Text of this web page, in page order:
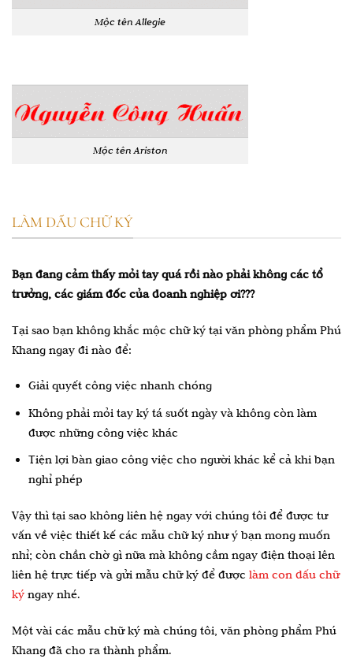
Mộc tên Allegie
Mộc tên Ariston
LÀM DẤU CHỮ KÝ
Bạn đang cảm thấy mỏi tay quá rồi nào phải không các tổ
trưởng, các giám đốc của doanh nghiệp ơi???
Tại sao bạn không khắc mộc chữ ký tại văn phòng phẩm Phú
Khang ngay đi nào để:
Giải quyết công việc nhanh chóng
Không phải mỏi tay ký tá suốt ngày và không còn làm
được những công việc khác
Tiện lợi bàn giao công việc cho người khác kể cả khi bạn
nghỉ phép
Vậy thì tại sao không liên hệ ngay với chúng tôi để được tư
vấn về việc thiết kế các mẫu chữ ký như ý bạn mong muốn
nhỉ; còn chần chờ gì nữa mà không cầm ngay điện thoại lên
liên hệ trực tiếp và gửi mẫu chữ ký để được làm con dấu chữ
ký ngay nhé.
Một vài các mẫu chữ ký mà chúng tôi, văn phòng phẩm Phú
Khang đã cho ra thành phẩm.